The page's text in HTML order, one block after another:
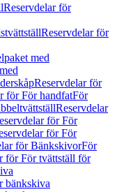
Reservdelar för
Reservdelar för
med
Reservdelar för
för För handfatFör
Reservdelar
för För
för För
för BänkskivorFör
för För tvättställ för
bänkskiva